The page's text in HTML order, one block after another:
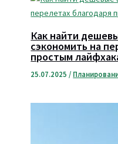
Как найти
сэкономить на
простым
25.07.2025/